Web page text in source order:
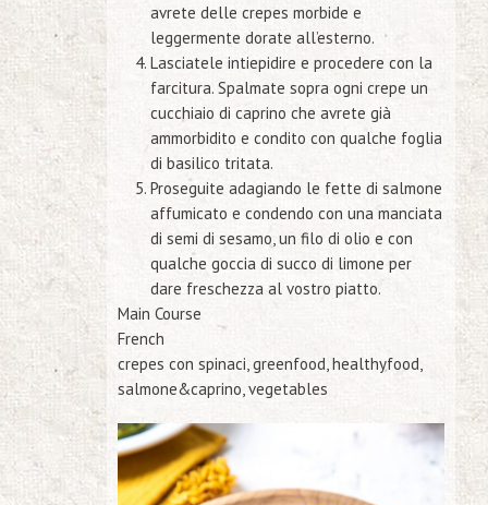
avrete delle crepes morbide e
leggermente dorate all’esterno.
Lasciatele intiepidire e procedere con la
farcitura. Spalmate sopra ogni crepe un
cucchiaio di caprino che avrete già
ammorbidito e condito con qualche foglia
di basilico tritata.
Proseguite adagiando le fette di salmone
affumicato e condendo con una manciata
di semi di sesamo, un filo di olio e con
qualche goccia di succo di limone per
dare freschezza al vostro piatto.
Main Course
French
crepes con spinaci, greenfood, healthyfood,
salmone&caprino, vegetables